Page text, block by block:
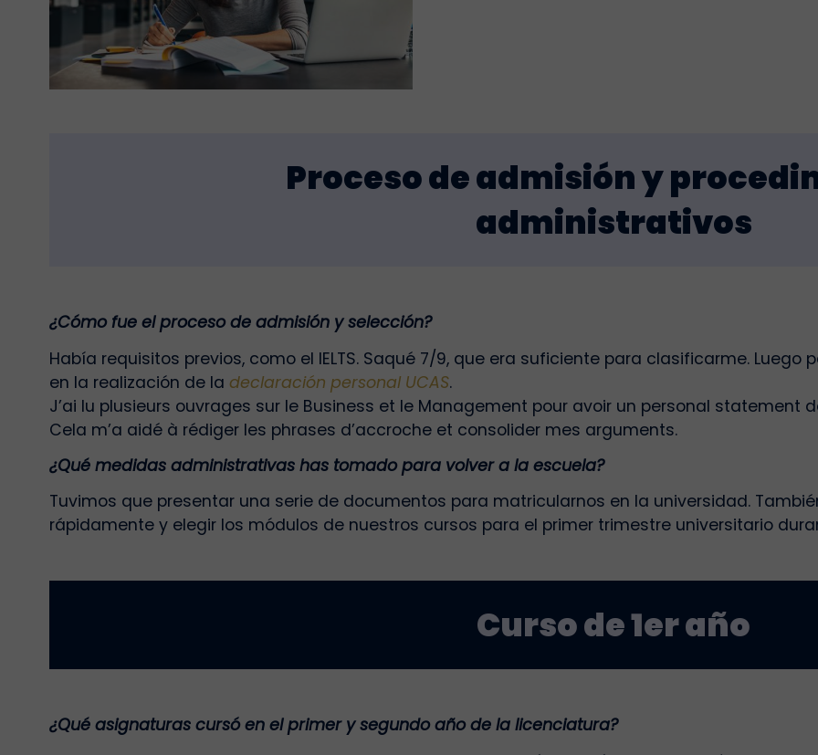
Proceso de admisión y
administrativos
¿Cómo fue el proceso de admisión y selección?
Había requisitos previos, como el IELTS. Saqué 7/9, que era suficiente para clasificarme. Luego
en la realización de la declaración personal UCAS.
J’ai lu plusieurs ouvrages sur le Business et le Management pour avoir un personal statement
Cela m’a aidé à rédiger les phrases d’accroche et consolider mes arguments.
¿Qué medidas administrativas has tomado para volver a la escuela?
Tuvimos que presentar una serie de documentos para matricularnos en la universidad.
rápidamente y elegir los módulos de nuestros cursos para el primer trimestre universitario
Curso de 1er año
¿Qué asignaturas cursó en el primer y segundo año de la licenciatura?